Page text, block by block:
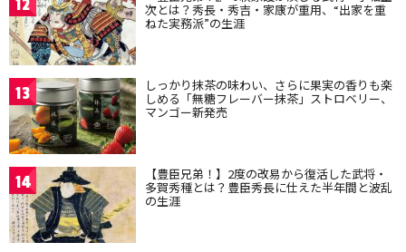
12 次とは？秀長・秀吉・家康が重用、“出家を重
ねた実務派”の生涯
13 しっかり抹茶の味わい、さらに果実の香りも楽
しめる「無糖フレーバー抹茶」ストロベリー、
マンゴー新発売
14 【豊臣兄弟！】2度の改易から復活した武将・
多賀秀種とは？豊臣秀長に仕えた半年間と波乱
の生涯